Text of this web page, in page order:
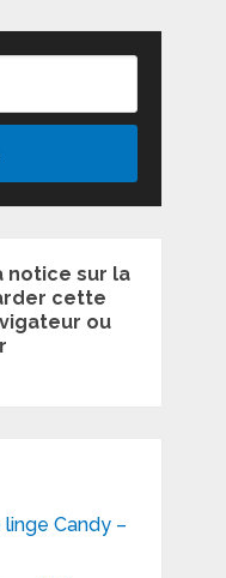
notice sur la
cette
ou
Candy –